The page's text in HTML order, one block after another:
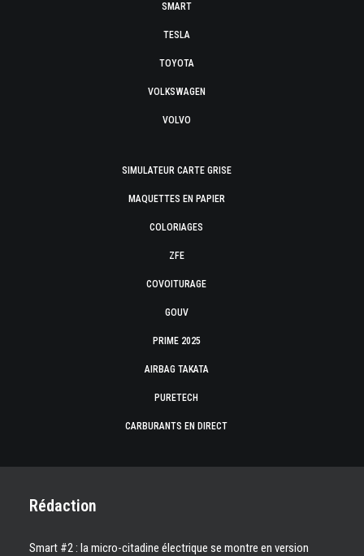
SMART
TESLA
TOYOTA
VOLKSWAGEN
VOLVO
SIMULATEUR CARTE GRISE
MAQUETTES EN PAPIER
COLORIAGES
ZFE
COVOITURAGE
GOUV
PRIME 2025
AIRBAG TAKATA
PURETECH
CARBURANTS EN DIRECT
Rédaction
Smart #2 : la micro-citadine électrique se montre en version